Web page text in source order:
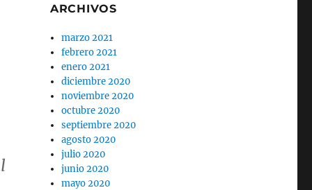
ARCHIVOS
marzo 2021
febrero 2021
enero 2021
diciembre 2020
noviembre 2020
octubre 2020
septiembre 2020
agosto 2020
julio 2020
junio 2020
mayo 2020